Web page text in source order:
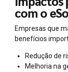
com o
Empresas que
benefícios
Redução de
Melhoria na